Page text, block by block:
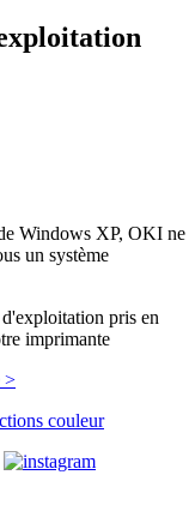
Windows XP, OKI ne
un système
pris en
imprimante
>
couleur